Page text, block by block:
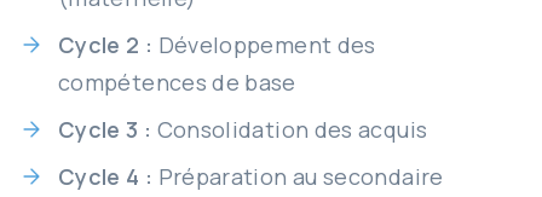
Cycle 2 : Développement des
compétences de base
Cycle 3 : Consolidation des acquis
Cycle 4 : Préparation au secondaire